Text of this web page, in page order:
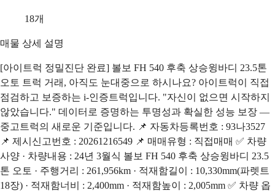
18개
매물 상세 설명
[아이트럭 정밀진단 완료] 볼보 FH 540 후축 상승윙바디 23.5톤
오토 트럭 거래, 아직도 눈대중으로 하시나요? 아이트럭이 직접
점검하고 보증하는 i-인증트럭입니다. "자신이 없으면 시작하지
않았습니다." 데이터로 증명하는 투명성과 확실한 성능 보장 —
중고트럭의 새로운 기준입니다. 📌 자동차등록번호 : 93나3527
📌 제시신고번호 : 20261216549 📌 매매유형 : 직접매매 ✅ 차량
사양 · 차량내용 : 24년 3월식 볼보 FH 540 후축 상승윙바디 23.5
톤 오토 · 주행거리 : 261,956km · 적재함길이 : 10,330mm(파렛트
18장) · 적재함너비 : 2,400mm · 적재함높이 : 2,005mm ✅ 차량 옵